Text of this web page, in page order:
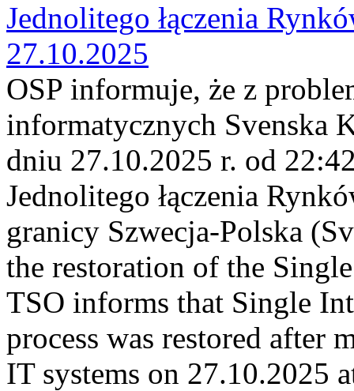
Jednolitego łączenia
27.10.2025
OSP informuje, że z
informatycznych Svenska
dniu 27.10.2025 r. od
Jednolitego łączenia
granicy Szwecja-Polska
the restoration of the
TSO informs that Single
process was restored after
IT systems on 27.10.2025